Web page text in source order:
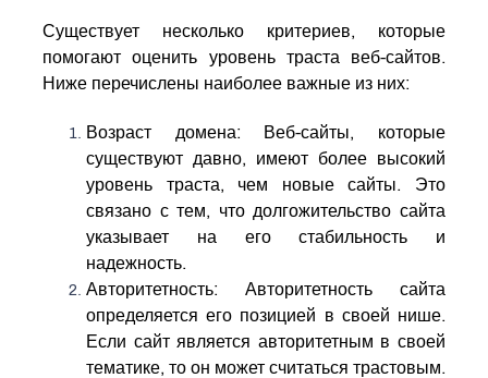
Существует несколько критериев, которые
помогают оценить уровень траста веб-сайтов.
Ниже перечислены наиболее важные из них:
Возраст домена: Веб-сайты, которые
существуют давно, имеют более высокий
уровень траста, чем новые сайты. Это
связано с тем, что долгожительство сайта
указывает на его стабильность и
надежность.
Авторитетность: Авторитетность сайта
определяется его позицией в своей нише.
Если сайт является авторитетным в своей
тематике, то он может считаться трастовым.